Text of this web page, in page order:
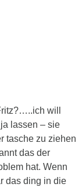
will
lassen – sie
tasche zu ziehen
das der
hat. Wenn
das ding in die